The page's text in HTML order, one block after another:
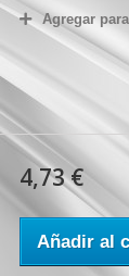
Agregar
4,73 €
Añadir al